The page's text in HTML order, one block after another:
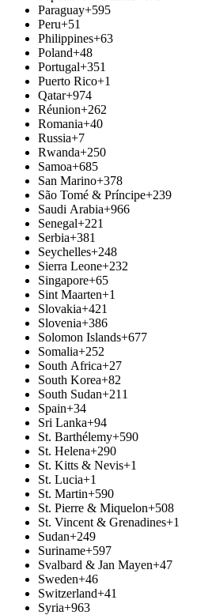
Paraguay+595
Peru+51
Philippines+63
Poland+48
Portugal+351
Puerto Rico+1
Qatar+974
Réunion+262
Romania+40
Russia+7
Rwanda+250
Samoa+685
San Marino+378
São Tomé & Príncipe+239
Saudi Arabia+966
Senegal+221
Serbia+381
Seychelles+248
Sierra Leone+232
Singapore+65
Sint Maarten+1
Slovakia+421
Slovenia+386
Solomon Islands+677
Somalia+252
South Africa+27
South Korea+82
South Sudan+211
Spain+34
Sri Lanka+94
St. Barthélemy+590
St. Helena+290
St. Kitts & Nevis+1
St. Lucia+1
St. Martin+590
St. Pierre & Miquelon+508
St. Vincent & Grenadines+1
Sudan+249
Suriname+597
Svalbard & Jan Mayen+47
Sweden+46
Switzerland+41
Syria+963